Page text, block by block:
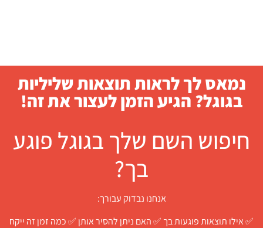
נמאס לך לראות תוצאות שליליות
בגוגל? הגיע הזמן לעצור את זה!
חיפוש השם שלך בגוגל פוגע
בך?
אנחנו נבדוק עבורך:
✅ אילו תוצאות פוגעות בך ✅ האם ניתן להסיר אותן ✅ כמה זמן זה ייקח